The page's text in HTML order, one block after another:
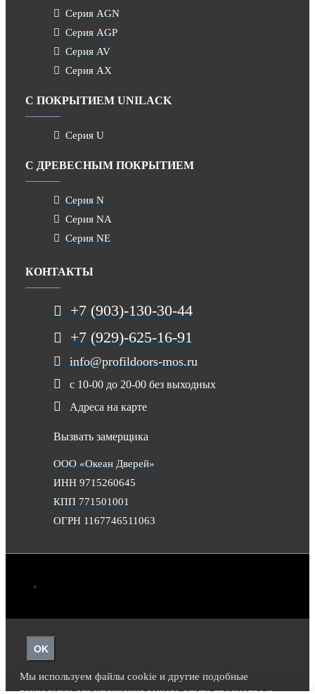
Серия AGN
Серия AGP
Серия AV
Серия AX
С ПОКРЫТИЕМ UNILACK
Серия U
С ДРЕВЕСНЫМ ПОКРЫТИЕМ
Серия N
Серия NA
Серия NE
КОНТАКТЫ
+7 (903)-130-30-44
+7 (929)-625-16-91
info@profildoors-mos.ru
с 10-00 до 20-00 без выходных
Адреса на карте
Вызвать замерщика
ООО «Океан Дверей»
ИНН 9715260645
КПП 771501001
ОГРН 1167746511063
OK
Мы используем файлы cookie и другие подобные
технологии для улучшения вашего опыта просмотра и